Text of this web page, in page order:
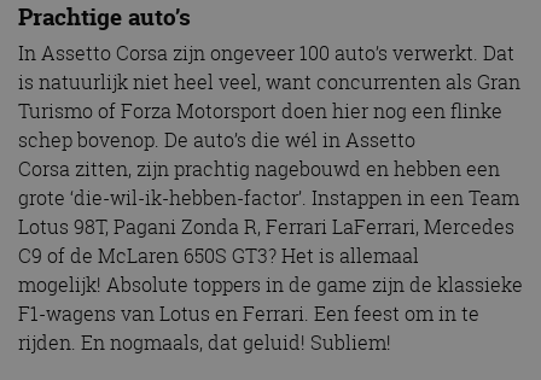
Prachtige auto’s
In Assetto Corsa zijn ongeveer 100 auto’s verwerkt. Dat
is natuurlijk niet heel veel, want concurrenten als Gran
Turismo of Forza Motorsport doen hier nog een flinke
schep bovenop. De auto’s die wél in Assetto
Corsa zitten, zijn prachtig nagebouwd en hebben een
grote ‘die-wil-ik-hebben-factor’. Instappen in een Team
Lotus 98T, Pagani Zonda R, Ferrari LaFerrari, Mercedes
C9 of de McLaren 650S GT3? Het is allemaal
mogelijk! Absolute toppers in de game zijn de klassieke
F1-wagens van Lotus en Ferrari. Een feest om in te
rijden. En nogmaals, dat geluid! Subliem!